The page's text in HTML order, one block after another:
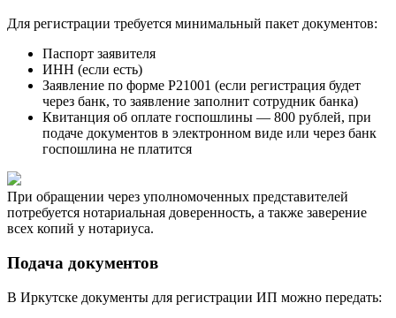
Для регистрации требуется минимальный пакет документов:
Паспорт заявителя
ИНН (если есть)
Заявление по форме Р21001 (если регистрация будет
через банк, то заявление заполнит сотрудник банка)
Квитанция об оплате госпошлины — 800 рублей, при
подаче документов в электронном виде или через банк
госпошлина не платится
При обращении через уполномоченных представителей
потребуется нотариальная доверенность, а также заверение
всех копий у нотариуса.
Подача документов
В Иркутске документы для регистрации ИП можно передать: